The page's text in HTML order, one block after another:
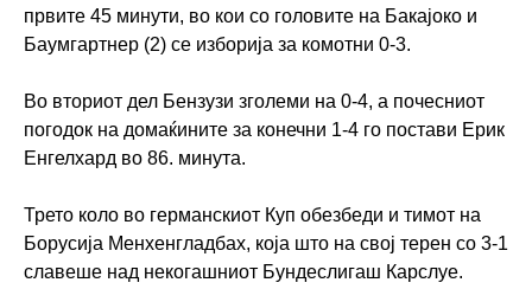
првите 45 минути, во кои со головите на Бакајоко и
Баумгартнер (2) се изборија за комотни 0-3.
Во вториот дел Бензузи зголеми на 0-4, а почесниот
погодок на домаќините за конечни 1-4 го постави Ерик
Енгелхард во 86. минута.
Трето коло во германскиот Куп обезбеди и тимот на
Борусија Менхенгладбах, која што на свој терен со 3-1
славеше над некогашниот Бундеслигаш Карслуе.